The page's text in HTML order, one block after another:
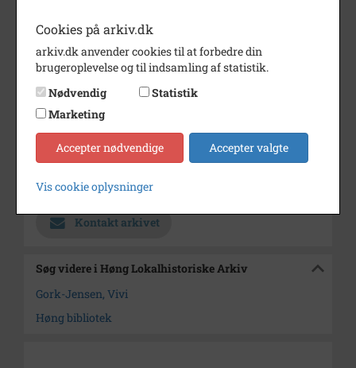
Dateringsnote
Fotograf
Ukendt
Se på kort
Type
Enhed
Finderup Sogn (Kalundborg
Kommune) (1000-2050)
Arkiv
Kontakt arkivet
Søg videre i Høng Lokalhistoriske Arkiv
Gork-Jensen, Vivi
Høng bibliotek
Cookies på arkiv.dk
arkiv.dk anvender cookies til at forbedre din
brugeroplevelse og til indsamling af statistik.
Nødvendig
Statistik
Marketing
Accepter nødvendige Accepter valgte
Vis cookie oplysninger